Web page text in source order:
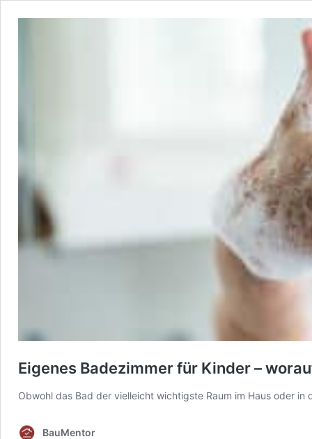
Eigenes Badezimmer für Kinder –
Obwohl das Bad der vielleicht wichtigste Raum im Haus oder
BauMentor